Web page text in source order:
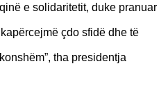
e solidaritetit, duke pranuar
çdo sfidë dhe të
tha presidentja